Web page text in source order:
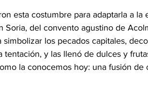
esta costumbre para adaptarla a la
Soria, del convento agustino de
simbolizar los pecados capitales,
tentación, y las llenó de dulces y
la conocemos hoy: una fusión de